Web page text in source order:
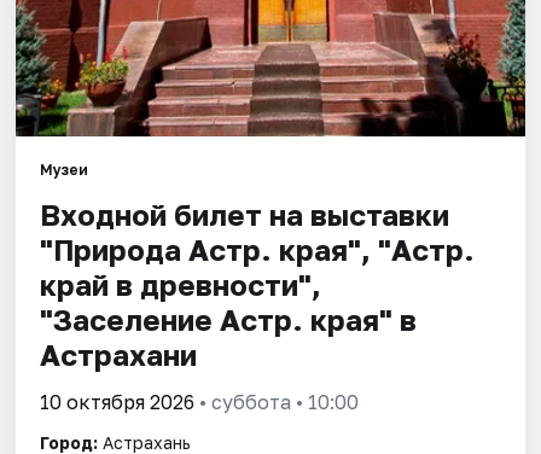
Музеи
Входной билет на выставки
"Природа Астр. края", "Астр.
край в древности",
"Заселение Астр. края" в
Астрахани
10 октября 2026 • суббота • 10:00
Город: Астрахань